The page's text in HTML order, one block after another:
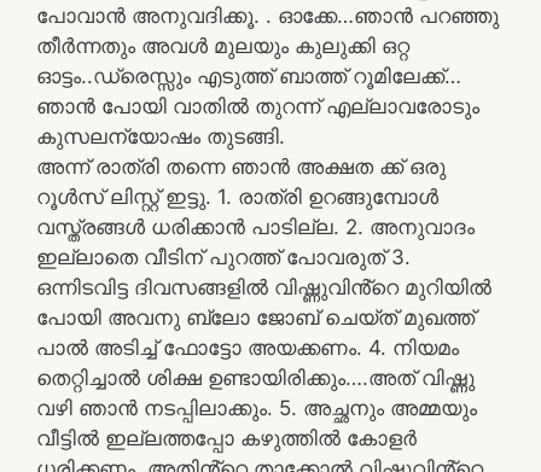
പോവാൻ അനുവദിക്കൂ. . ഓക്കേ…ഞാൻ പറഞ്ഞു
തീർന്നതും അവൾ മുലയും കുലുക്കി ഒറ്റ
ഓട്ടം..ഡ്രെസ്സും എടുത്ത് ബാത്ത് റൂമിലേക്ക്…
ഞാൻ പോയി വാതിൽ തുറന്ന് എല്ലാവരോടും
കുസലന്യോഷം തുടങ്ങി.
അന്ന് രാത്രി തന്നെ ഞാൻ അക്ഷത ക്ക് ഒരു
റൂൾസ് ലിസ്റ്റ് ഇട്ടു. 1. രാത്രി ഉറങ്ങുമ്പോൾ
വസ്ത്രങ്ങൾ ധരിക്കാൻ പാടില്ല. 2. അനുവാദം
ഇല്ലാതെ വീടിന് പുറത്ത് പോവരുത് 3.
ഒന്നിടവിട്ട ദിവസങ്ങളിൽ വിഷ്ണുവിൻ്റെ മുറിയിൽ
പോയി അവനു ബ്ലോ ജോബ് ചെയ്ത് മുഖത്ത്
പാൽ അടിച്ച് ഫോട്ടോ അയക്കണം. 4. നിയമം
തെറ്റിച്ചാൽ ശിക്ഷ ഉണ്ടായിരിക്കും….അത് വിഷ്ണു
വഴി ഞാൻ നടപ്പിലാക്കും. 5. അച്ഛനും അമ്മയും
വീട്ടിൽ ഇല്ലത്തപ്പോ കഴുത്തിൽ കോളർ